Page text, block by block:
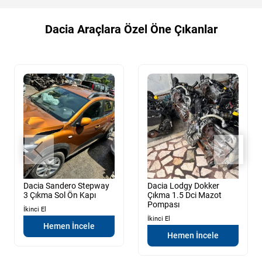
Dacia Araçlara Özel Öne Çıkanlar
Dacia Sandero Stepway
3 Çıkma Sol Ön Kapı
İkinci El
Hemen İncele
Dacia Lodgy Dokker
Çıkma 1.5 Dci Mazot
Pompası
İkinci El
Hemen İncele